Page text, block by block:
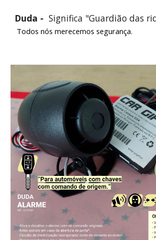
Duda - Significa "Guardião das
Todos nós merecemos segurança.